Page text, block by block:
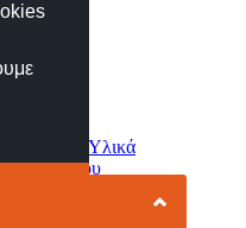
- Υλικά
Γραφείου